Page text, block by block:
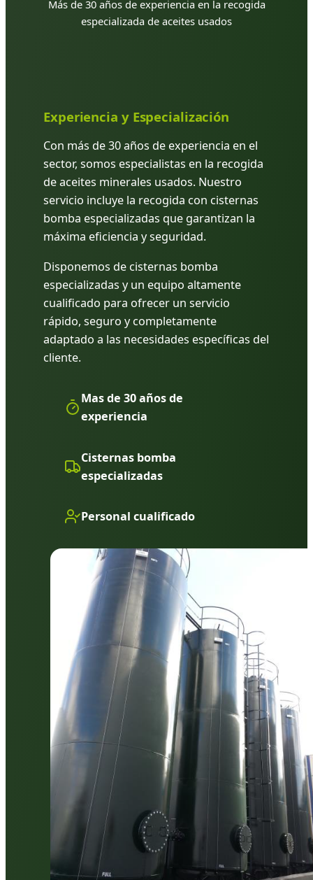
Más de 30 años de experiencia en la recogida
especializada de aceites usados
Experiencia y Especialización
Con más de 30 años de experiencia en el
sector, somos especialistas en la recogida
de aceites minerales usados. Nuestro
servicio incluye la recogida con cisternas
bomba especializadas que garantizan la
máxima eficiencia y seguridad.
Disponemos de cisternas bomba
especializadas y un equipo altamente
cualificado para ofrecer un servicio
rápido, seguro y completamente
adaptado a las necesidades específicas del
cliente.
Mas de 30 años de
experiencia
Cisternas bomba
especializadas
Personal cualificado